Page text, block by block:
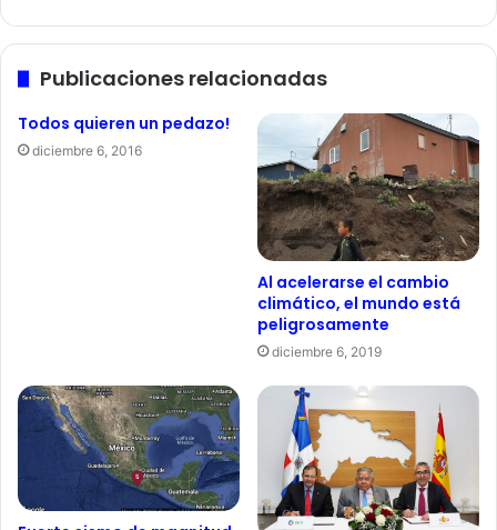
Publicaciones relacionadas
Todos quieren un pedazo!
diciembre 6, 2016
Al acelerarse el cambio
climático, el mundo está
peligrosamente
diciembre 6, 2019